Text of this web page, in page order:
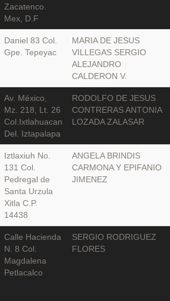
Zacatenco.
Mex, D.F
Daniel 83 Col.
Gpe. Tepeyac
MARIA DE JESUS
VILLEGAS SERGIO
ALEJANDRO
CALDERON V.
Av. México,
Mz. 218, Lt. 26
Col.Ixtlahuacan
Del. Iztapalapa
RODOLFO DE JESUS
CONTRERAS ANTONIA
LOZADA ZALASAR
Iztlaxiuh No.
131 Col.
Pedregal de
Santa Urzula
Xitla C.P.
14438
ANGELA BRINDIS
CARMONA Y EPIFANIO
JIMENEZ
Calle Hacienda
N. 8 Col.
Magdalena
Petlacalco
SERGIO RODRIGUEZ
FLORES